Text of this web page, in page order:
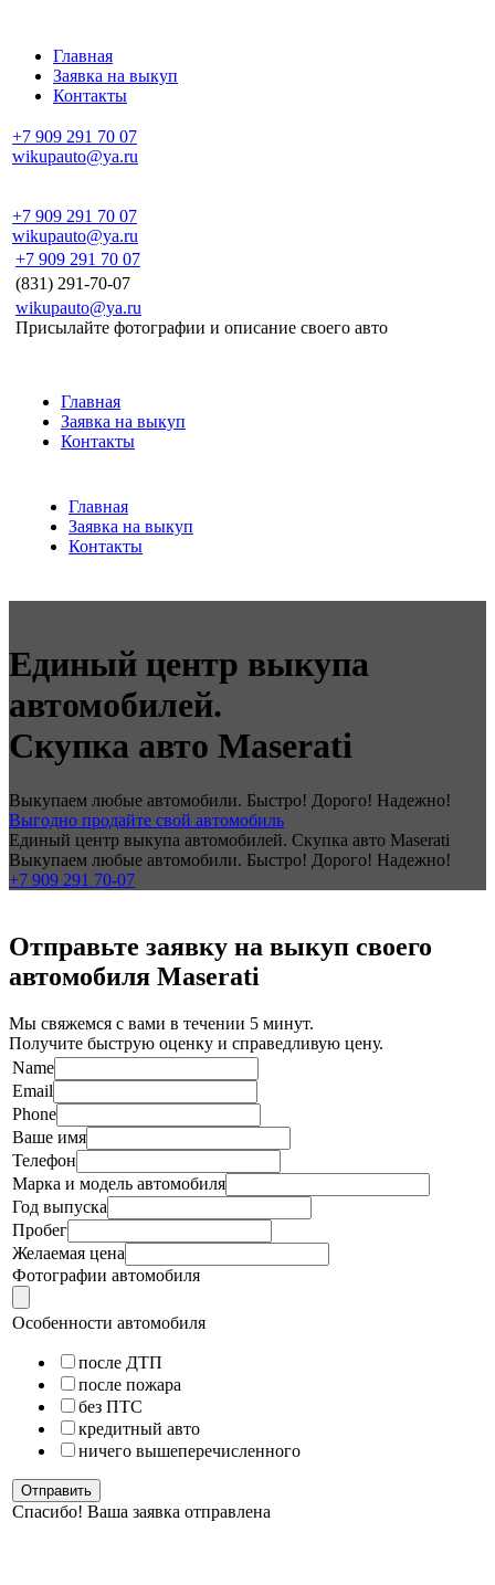
Главная
Заявка на выкуп
Контакты
+7 909 291 70 07
wikupauto@ya.ru
+7 909 291 70 07
wikupauto@ya.ru
+7 909 291 70 07
(831) 291-70-07
wikupauto@ya.ru
Присылайте фотографии и описание своего авто
Главная
Заявка на выкуп
Контакты
Главная
Заявка на выкуп
Контакты
Единый центр выкупа
автомобилей.
Скупка авто Maserati
Выкупаем любые автомобили. Быстро! Дорого! Надежно!
Выгодно продайте свой автомобиль
Единый центр выкупа автомобилей. Скупка авто Maserati
Выкупаем любые автомобили. Быстро! Дорого! Надежно!
+7 909 291 70-07
Отправьте заявку на выкуп своего
автомобиля Maserati
Мы свяжемся с вами в течении 5 минут.
Получите быструю оценку и справедливую цену.
Name
Email
Phone
Ваше имя
Телефон
Марка и модель автомобиля
Год выпуска
Пробег
Желаемая цена
Фотографии автомобиля
Особенности автомобиля
после ДТП
после пожара
без ПТС
кредитный авто
ничего вышеперечисленного
Отправить
Спасибо! Ваша заявка отправлена